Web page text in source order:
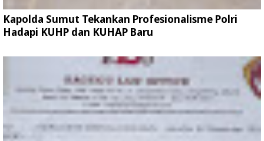
Kapolda Sumut Tekankan Profesionalisme Polri
Hadapi KUHP dan KUHAP Baru